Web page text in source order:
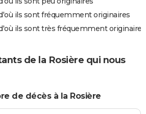
ils sont fréquemment originaires
ils sont très fréquemment originaires
de la Rosière qui nous
de décès à la Rosière